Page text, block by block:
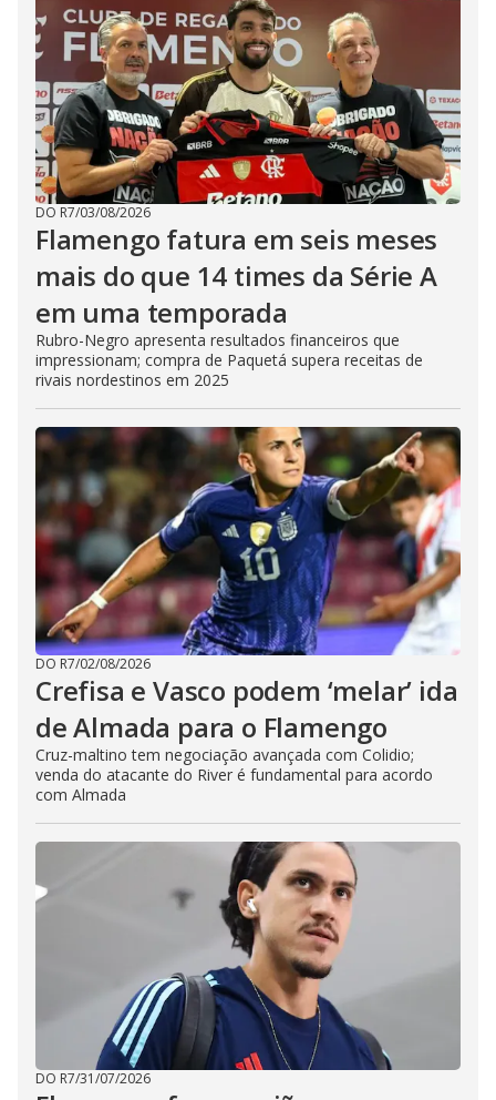
DO R7/03/08/2026
Flamengo fatura em seis meses
mais do que 14 times da Série A
em uma temporada
Rubro-Negro apresenta resultados financeiros que
impressionam; compra de Paquetá supera receitas de
rivais nordestinos em 2025
DO R7/02/08/2026
Crefisa e Vasco podem ‘melar’ ida
de Almada para o Flamengo
Cruz-maltino tem negociação avançada com Colidio;
venda do atacante do River é fundamental para acordo
com Almada
DO R7/31/07/2026